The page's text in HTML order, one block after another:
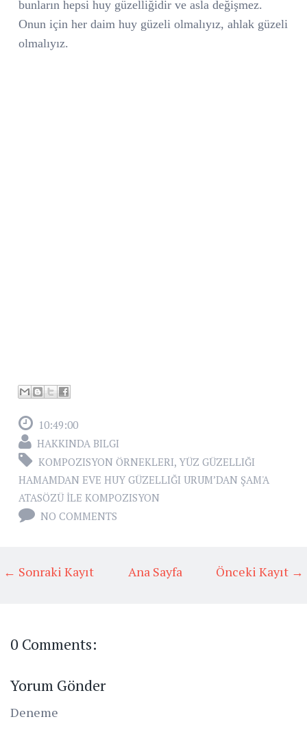
bunların hepsi huy güzelliğidir ve asla değişmez.
Onun için her daim huy güzeli olmalıyız, ahlak güzeli
olmalıyız.
10:49:00
HAKKINDA BILGI
KOMPOZISYON ÖRNEKLERI, YÜZ GÜZELLIĞI
HAMAMDAN EVE HUY GÜZELLIĞI URUM’DAN ŞAM'A
ATASÖZÜ İLE KOMPOZISYON
NO COMMENTS
← Sonraki Kayıt Önceki Kayıt →
Ana Sayfa
0 Comments:
Yorum Gönder
Deneme